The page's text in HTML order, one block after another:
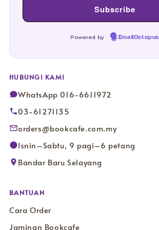
Powered by EmailOctopus
HUBUNGI KAMI
WhatsApp 016-6611972
03-61271135
orders@bookcafe.com.my
Isnin–Sabtu, 9 pagi–6 petang
Bandar Baru Selayang
BANTUAN
Cara Order
Jaminan Bookcafe